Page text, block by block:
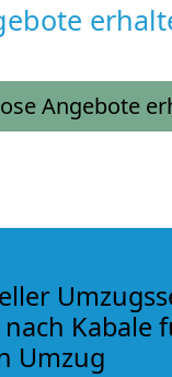
Angebote
Kabale
Umzug